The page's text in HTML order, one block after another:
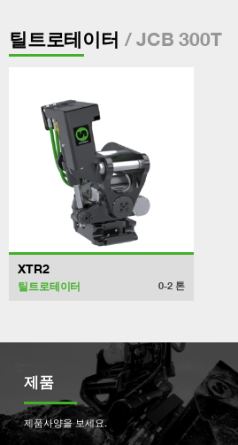
틸트로테이터 / JCB 300T
XTR2
틸트로테이터 0-2 톤
제품
제품사양을 보세요.